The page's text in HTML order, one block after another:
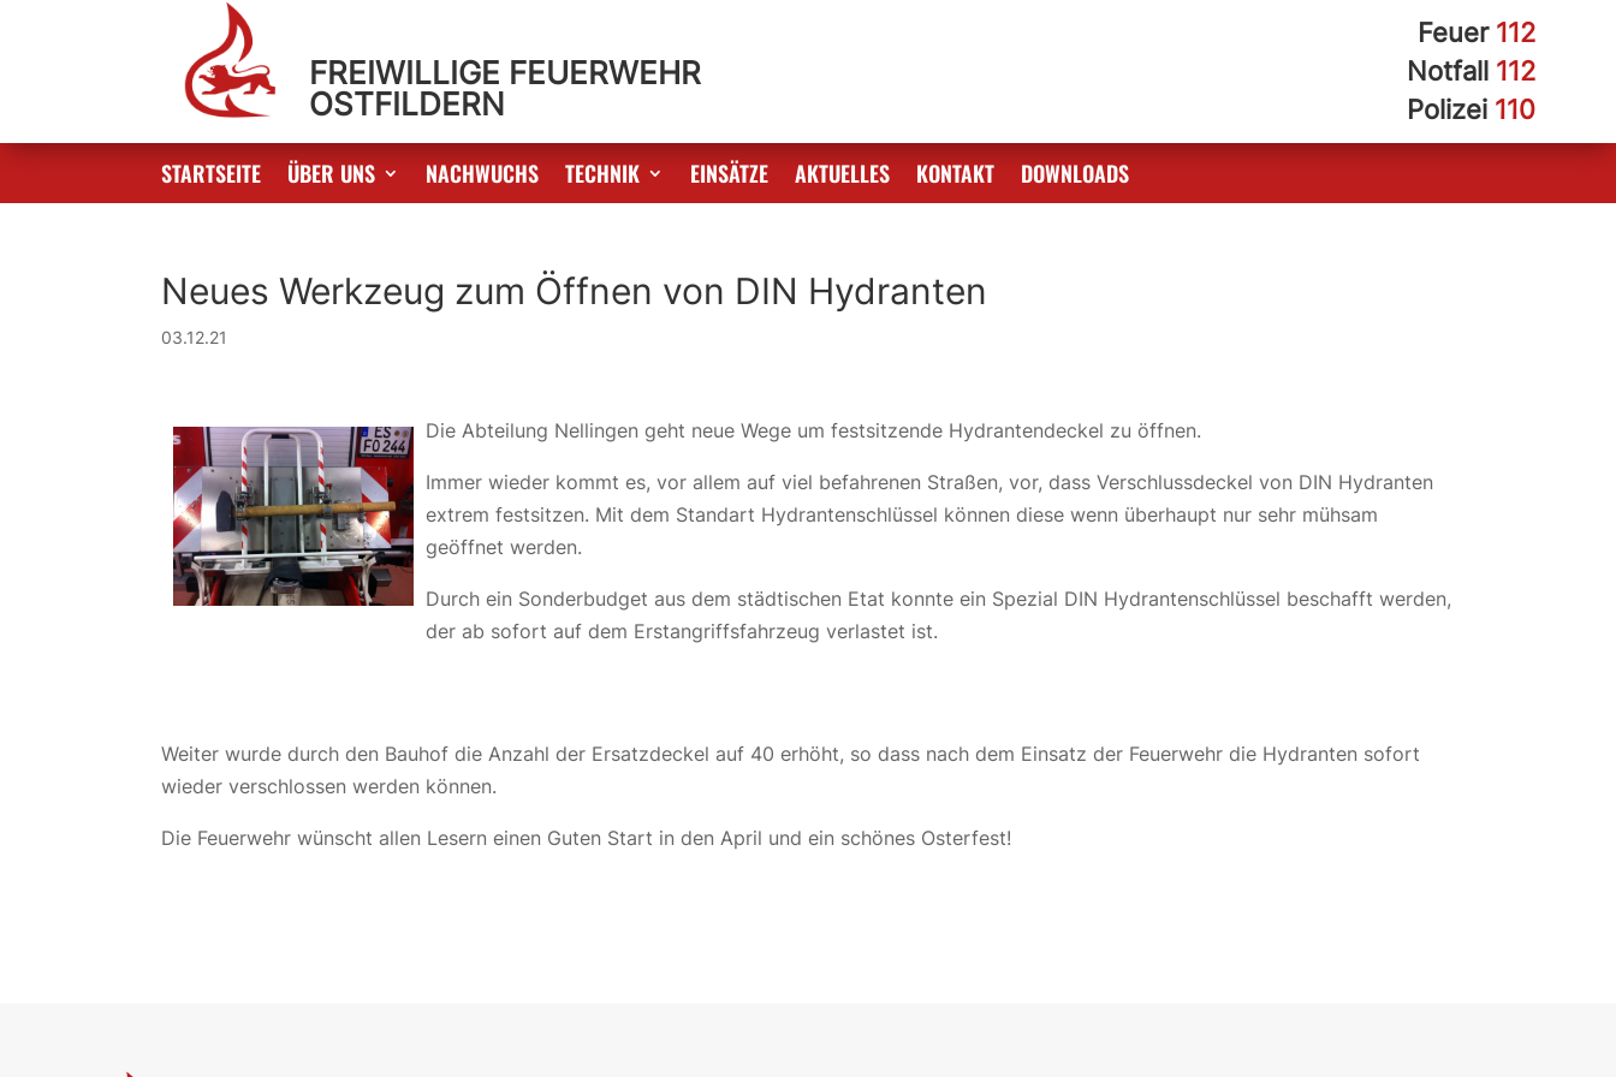
FREIWILLIGE FEUERWEHR
OSTFILDERN
Feuer 112
Notfall 112
Polizei 110
STARTSEITE ÜBER UNS NACHWUCHS TECHNIK EINSÄTZE AKTUELLES KONTAKT DOWNLOADS
Neues Werkzeug zum Öffnen von DIN Hydranten
03.12.21
Die Abteilung Nellingen geht neue Wege um festsitzende Hydrantendeckel zu öffnen.
Immer wieder kommt es, vor allem auf viel befahrenen Straßen, vor, dass Verschlussdeckel von DIN Hydranten
extrem festsitzen. Mit dem Standart Hydrantenschlüssel können diese wenn überhaupt nur sehr mühsam
geöffnet werden.
Durch ein Sonderbudget aus dem städtischen Etat konnte ein Spezial DIN Hydrantenschlüssel beschafft werden,
der ab sofort auf dem Erstangriffsfahrzeug verlastet ist.
Weiter wurde durch den Bauhof die Anzahl der Ersatzdeckel auf 40 erhöht, so dass nach dem Einsatz der Feuerwehr die Hydranten sofort
wieder verschlossen werden können.
Die Feuerwehr wünscht allen Lesern einen Guten Start in den April und ein schönes Osterfest!